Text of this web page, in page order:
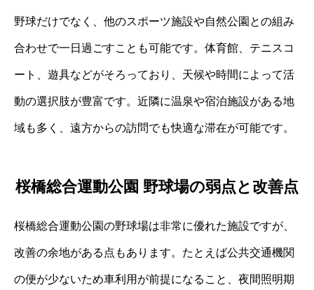
野球だけでなく、他のスポーツ施設や自然公園との組み
合わせで一日過ごすことも可能です。体育館、テニスコ
ート、遊具などがそろっており、天候や時間によって活
動の選択肢が豊富です。近隣に温泉や宿泊施設がある地
域も多く、遠方からの訪問でも快適な滞在が可能です。
桜橋総合運動公園 野球場の弱点と改善点
桜橋総合運動公園の野球場は非常に優れた施設ですが、
改善の余地がある点もあります。たとえば公共交通機関
の便が少ないため車利用が前提になること、夜間照明期